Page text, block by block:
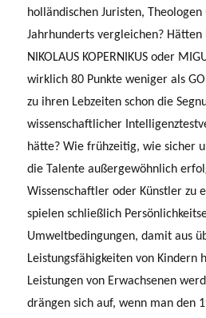
holländischen Juristen, Theologen
Jahrhunderts verglei­chen? Hätten
NIKOLAUS KOPERNIKUS oder
wirklich 80 Punkte weniger als
zu ihren Lebzeiten schon die
wissenschaftlicher
hätte? Wie frühzeitig, wie sicher
die Talente außergewöhnlich
Wissenschaftler oder Künstler zu
spielen schließlich
Umweltbedingungen, damit aus
Leistungsfähigkeiten von Kindern
Leistungen von Erwachsenen
drängen sich auf, wenn man den